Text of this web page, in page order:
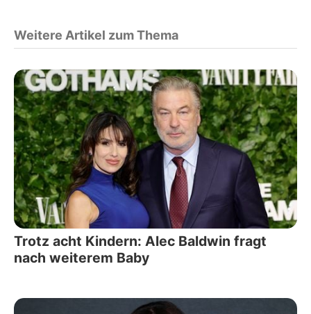
Weitere Artikel zum Thema
Trotz acht Kindern: Alec Baldwin fragt
nach weiterem Baby